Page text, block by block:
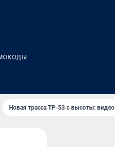
Новая трасса ТР-53 с высоты: видео